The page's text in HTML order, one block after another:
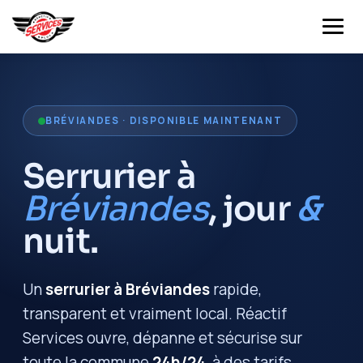
À propos
Services
Ouverture de porte Troyes
Serrure bloquée Troyes
Changer une serrure à Troyes
Clé cassée dans une serrure à Troyes
Zones
Serrurier Bréviandes
Serrurier Buchères
Serrurier La Chapelle-Saint-Luc
Tarif
Blog
Avis
contenu
BRÉVIANDES · DISPONIBLE MAINTENANT
Serrurier à
Bréviandes, jour&
nuit.
Unserrurier à Bréviandesrapide,
transparent et vraiment local. Réactif
Services ouvre, dépanne et sécurise sur